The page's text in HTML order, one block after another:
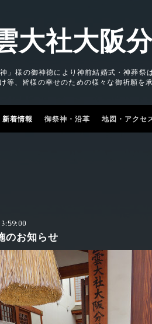
大社大阪
」様の御神徳により神前結婚式・神葬
等、皆様の幸せのための様々な御祈願を
新着情報 御祭神・沿革 地図・アクセ
のお知らせ